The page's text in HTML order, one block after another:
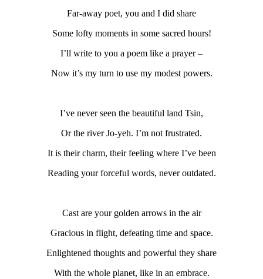
Far-away poet, you and I did share
Some lofty moments in some sacred hours!
I’ll write to you a poem like a prayer –
Now it’s my turn to use my modest powers.
I’ve never seen the beautiful land Tsin,
Or the river Jo-yeh. I’m not frustrated.
It is their charm, their feeling where I’ve been
Reading your forceful words, never outdated.
Cast are your golden arrows in the air
Gracious in flight, defeating time and space.
Enlightened thoughts and powerful they share
With the whole planet, like in an embrace.